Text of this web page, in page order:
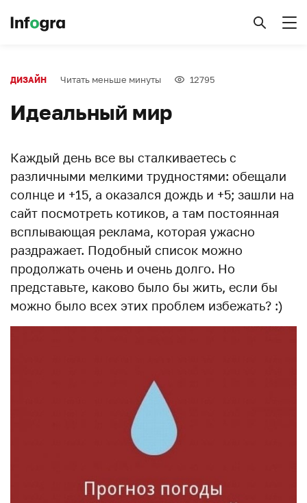
ДИЗАЙН Читать меньше минуты 12795
Идеальный мир
Каждый день все вы сталкиваетесь с
различными мелкими трудностями: обещали
солнце и +15, а оказался дождь и +5; зашли на
сайт посмотреть котиков, а там постоянная
всплывающая реклама, которая ужасно
раздражает. Подобный список можно
продолжать очень и очень долго. Но
представьте, каково было бы жить, если бы
можно было всех этих проблем избежать? :)